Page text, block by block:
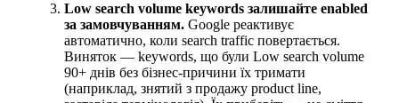
Low search volume keywords залишайте enabled
за замовчуванням. Google реактивує
автоматично, коли search traffic повертається.
Виняток — keywords, що були Low search volume
90+ днів без бізнес-причини їх тримати
(наприклад, знятий з продажу product line,